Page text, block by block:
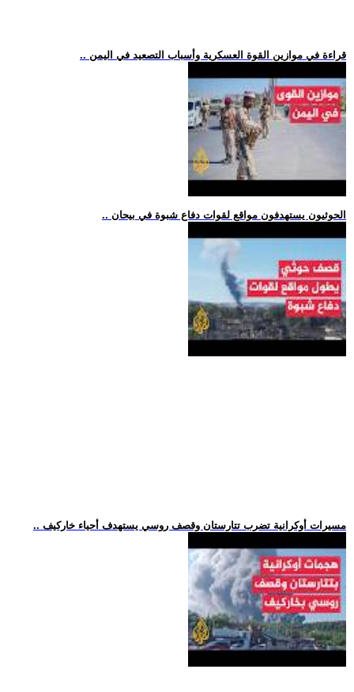
.. قراءة في موازين القوة العسكرية وأسباب التصعيد في اليمن
.. الحوثيون يستهدفون مواقع لقوات دفاع شبوة في بيحان
.. مسيرات أوكرانية تضرب تتارستان وقصف روسي يستهدف أحياء خاركيف